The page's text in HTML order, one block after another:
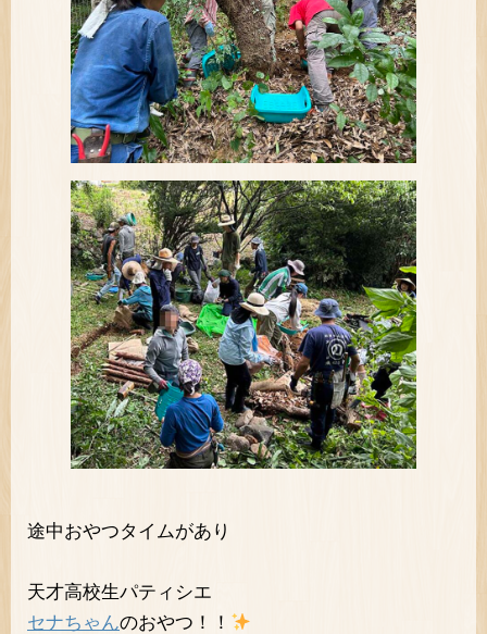
途中おやつタイムがあり
天才高校生パティシエ
セナちゃんのおやつ！！